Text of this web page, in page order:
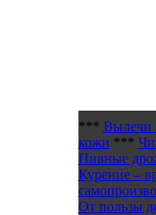
*** Вылечи
кожи ***
Пивные
Курение –
От пользы